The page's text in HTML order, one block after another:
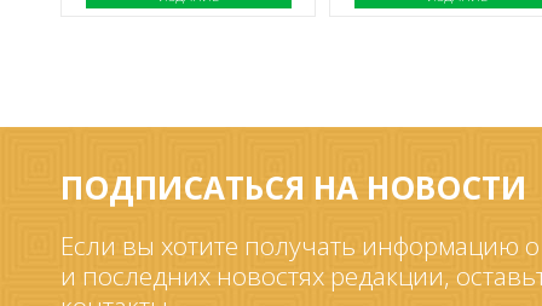
ПОДПИСАТЬСЯ НА НОВОСТИ
Если вы хотите получать информацию
и последних новостях редакции,